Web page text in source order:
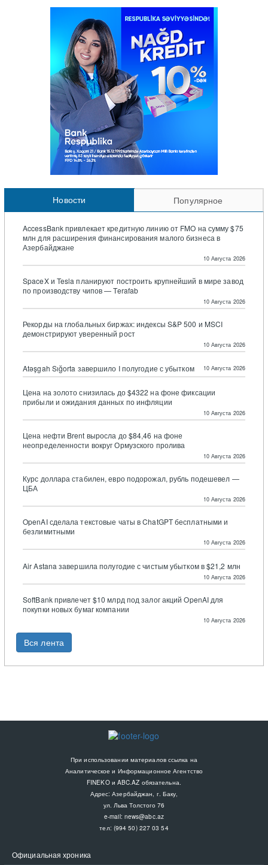
Новости Популярное
AccessBank привлекает кредитную линию от FMO на сумму $75
млн для расширения финансирования малого бизнеса в
Азербайджане
10 Августа 2026
SpaceX и Tesla планируют построить крупнейший в мире завод
по производству чипов — Terafab
10 Августа 2026
Рекорды на глобальных биржах: индексы S&P 500 и MSCI
демонстрируют уверенный рост
10 Августа 2026
Atəşgah Sığorta завершило I полугодие с убытком 10 Августа 2026
Цена на золото снизилась до $4322 на фоне фиксации
прибыли и ожидания данных по инфляции
10 Августа 2026
Цена нефти Brent выросла до $84,46 на фоне
неопределенности вокруг Ормузского пролива
10 Августа 2026
Курс доллара стабилен, евро подорожал, рубль подешевел —
ЦБА
10 Августа 2026
OpenAI сделала текстовые чаты в ChatGPT бесплатными и
безлимитными
10 Августа 2026
Air Astana завершила полугодие с чистым убытком в $21,2 млн
10 Августа 2026
SoftBank привлечет $10 млрд под залог акций OpenAI для
покупки новых бумаг компании
10 Августа 2026
Вся лента
При использовании материалов ссылка на
Аналитическое и Информационное Агентство
FINEKO и ABC.AZ обязательна.
Адрес: Азербайджан, г. Баку,
ул. Льва Толстого 76
e-mail: news@abc.az
тел: (994 50) 227 03 54
Официальная хроника